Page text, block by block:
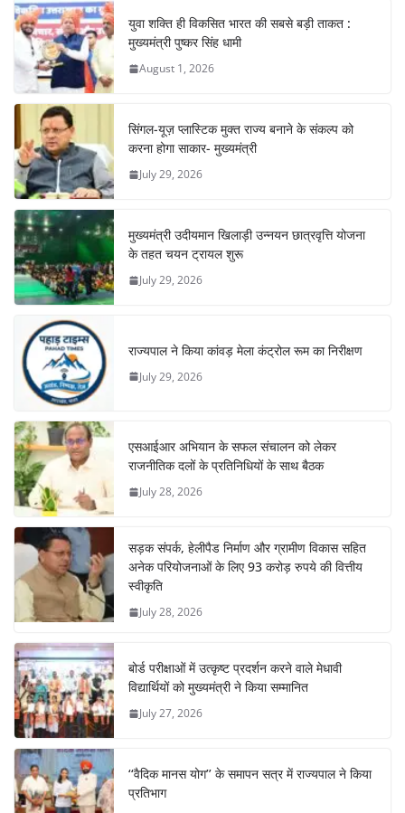
युवा शक्ति ही विकसित भारत की सबसे बड़ी ताकत :
मुख्यमंत्री पुष्कर सिंह धामी
August 1, 2026
सिंगल-यूज़ प्लास्टिक मुक्त राज्य बनाने के संकल्प को
करना होगा साकार- मुख्यमंत्री
July 29, 2026
मुख्यमंत्री उदीयमान खिलाड़ी उन्नयन छात्रवृत्ति योजना
के तहत चयन ट्रायल शुरू
July 29, 2026
राज्यपाल ने किया कांवड़ मेला कंट्रोल रूम का निरीक्षण
July 29, 2026
एसआईआर अभियान के सफल संचालन को लेकर
राजनीतिक दलों के प्रतिनिधियों के साथ बैठक
July 28, 2026
सड़क संपर्क, हेलीपैड निर्माण और ग्रामीण विकास सहित
अनेक परियोजनाओं के लिए 93 करोड़ रुपये की वित्तीय
स्वीकृति
July 28, 2026
बोर्ड परीक्षाओं में उत्कृष्ट प्रदर्शन करने वाले मेधावी
विद्यार्थियों को मुख्यमंत्री ने किया सम्मानित
July 27, 2026
‘‘वैदिक मानस योग’’ के समापन सत्र में राज्यपाल ने किया
प्रतिभाग